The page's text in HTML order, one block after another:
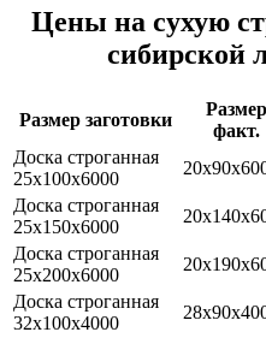
Цены на сухую
сибирской
Размер заготовки
Размер
факт.
Доска строганная
25х100х6000
Доска строганная
25х150х6000
Доска строганная
25х200х6000
Доска строганная
32х100х4000